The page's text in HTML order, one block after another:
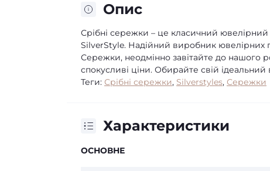
Опис
Срібні сережки – це класичний
SilverStyle. Надійний виробник ювелірних
Сережки, неодмінно завітайте до нашого
спокусливі ціни. Обирайте свій ідеальний
Теги: Срібні сережки, Silverstyles, Сережки
Характеристики
ОСНОВНЕ